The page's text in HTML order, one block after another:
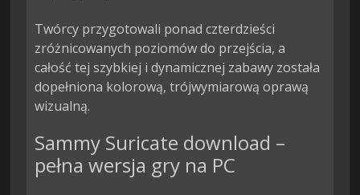
Twórcy przygotowali ponad czterdzieści
zróżnicowanych poziomów do przejścia, a
całość tej szybkiej i dynamicznej zabawy została
dopełniona kolorową, trójwymiarową oprawą
wizualną.
Sammy Suricate download –
pełna wersja gry na PC